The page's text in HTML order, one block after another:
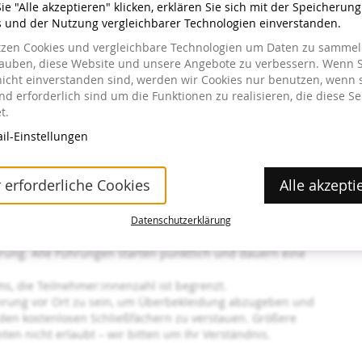
auch ein Eintrittsticket gelöst werden, jedoch gelten hier
statt, auf Anfrage können Führungen in englischer Sprache
und-vermittlung/erwachsene
über die Highlights der Ausstellung. Die
zusätzlichen Erwerb eines Eintrittstickets möglich, Sie
Alle Führungen starten pünktlich und dauern eine
die Teilnehmer:innenzahl ist begrenzt.
vor Ort zu sein, um Überbekleidung abzugeben und
kostenlosen Schließfächern zu verstauen. Größere
nicht erlaubt – wir bitten um Ihr Verständnis.
"Alle akzeptieren" klicken, erklären Sie sich mit der
und der Nutzung vergleichbarer Technologien einverstanden.
Cookies und vergleichbare Technologien um Daten zu
diese Website und unsere Angebote zu verbessern. Wenn
einverstanden sind, werden wir Cookies nur benutzen, wenn
erforderlich sind um die Funktionen zu realisieren, die diese
Einstellungen
erforderliche Cookies Alle
Datenschutzerklärung